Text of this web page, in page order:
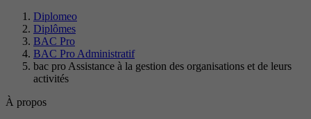
Diplomeo
Diplômes
BAC Pro
BAC Pro Administratif
bac pro Assistance à la gestion des organisations et de leurs
activités
À propos